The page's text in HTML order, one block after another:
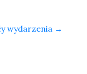
wydarzenia →